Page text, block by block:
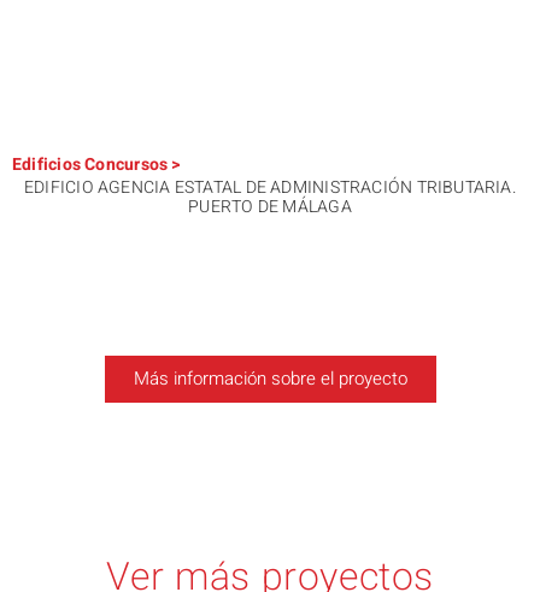
EdificiosConcursos>
EDIFICIO AGENCIA ESTATAL DE ADMINISTRACIÓN TRIBUTARIA.
PUERTO DE MÁLAGA
Más información sobre el proyecto
Ver más proyectos